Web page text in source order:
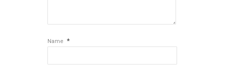
Name *